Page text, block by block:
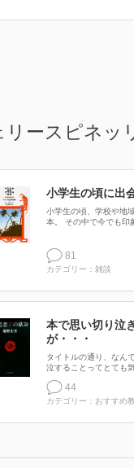
リースピネッ
小学生の頃に出
小学生の頃、学校や地
本。 その中で今でも印
81
カテゴリー：雑談
本で思い切り泣
が・・・
タイトルの通り、なん
泣することってとても
44
カテゴリー：おすすめ